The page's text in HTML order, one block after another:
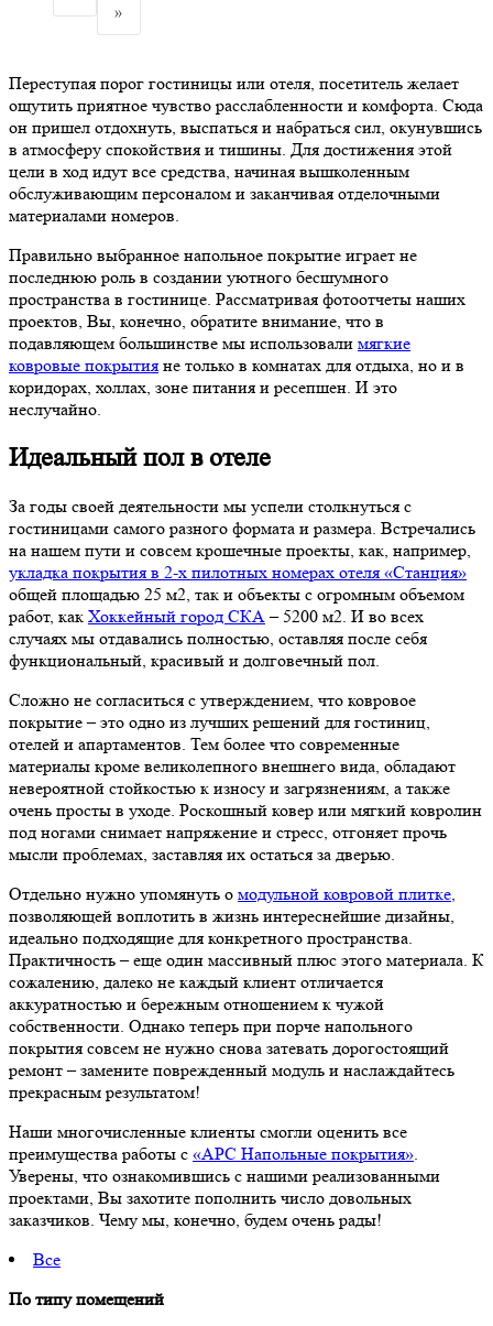
»
Переступая порог гостиницы или отеля, посетитель желает
ощутить приятное чувство расслабленности и комфорта. Сюда
он пришел отдохнуть, выспаться и набраться сил, окунувшись
в атмосферу спокойствия и тишины. Для достижения этой
цели в ход идут все средства, начиная вышколенным
обслуживающим персоналом и заканчивая отделочными
материалами номеров.
Правильно выбранное напольное покрытие играет не
последнюю роль в создании уютного бесшумного
пространства в гостинице. Рассматривая фотоотчеты наших
проектов, Вы, конечно, обратите внимание, что в
подавляющем большинстве мы использовали мягкие
ковровые покрытия не только в комнатах для отдыха, но и в
коридорах, холлах, зоне питания и ресепшен. И это
неслучайно.
Идеальный пол в отеле
За годы своей деятельности мы успели столкнуться с
гостиницами самого разного формата и размера. Встречались
на нашем пути и совсем крошечные проекты, как, например,
укладка покрытия в 2-х пилотных номерах отеля «Станция»
общей площадью 25 м2, так и объекты с огромным объемом
работ, как Хоккейный город СКА– 5200 м2. И во всех
случаях мы отдавались полностью, оставляя после себя
функциональный, красивый и долговечный пол.
Сложно не согласиться с утверждением, что ковровое
покрытие – это одно из лучших решений для гостиниц,
отелей и апартаментов. Тем более что современные
материалы кроме великолепного внешнего вида, обладают
невероятной стойкостью к износу и загрязнениям, а также
очень просты в уходе. Роскошный ковер или мягкий ковролин
под ногами снимает напряжение и стресс, отгоняет прочь
мысли проблемах, заставляя их остаться за дверью.
Отдельно нужно упомянуть о модульной ковровой плитке,
позволяющей воплотить в жизнь интереснейшие дизайны,
идеально подходящие для конкретного пространства.
Практичность – еще один массивный плюс этого материала. К
сожалению, далеко не каждый клиент отличается
аккуратностью и бережным отношением к чужой
собственности. Однако теперь при порче напольного
покрытия совсем не нужно снова затевать дорогостоящий
ремонт – замените поврежденный модуль и наслаждайтесь
прекрасным результатом!
Наши многочисленные клиенты смогли оценить все
преимущества работы с «АРС Напольные покрытия».
Уверены, что ознакомившись с нашими реализованными
проектами, Вы захотите пополнить число довольных
заказчиков. Чему мы, конечно, будем очень рады!
Все
По типу помещений